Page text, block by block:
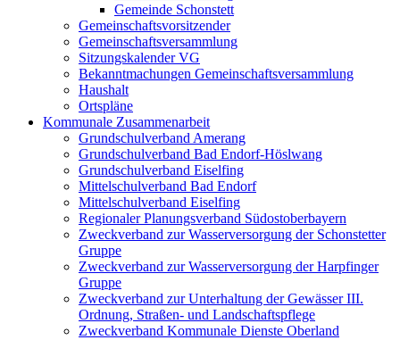
Gemeinde Schonstett
Gemeinschaftsvorsitzender
Gemeinschaftsversammlung
Sitzungskalender VG
Bekanntmachungen Gemeinschaftsversammlung
Haushalt
Ortspläne
Kommunale Zusammenarbeit
Grundschulverband Amerang
Grundschulverband Bad Endorf-Höslwang
Grundschulverband Eiselfing
Mittelschulverband Bad Endorf
Mittelschulverband Eiselfing
Regionaler Planungsverband Südostoberbayern
Zweckverband zur Wasserversorgung der Schonstetter
Gruppe
Zweckverband zur Wasserversorgung der Harpfinger
Gruppe
Zweckverband zur Unterhaltung der Gewässer III.
Ordnung, Straßen- und Landschaftspflege
Zweckverband Kommunale Dienste Oberland